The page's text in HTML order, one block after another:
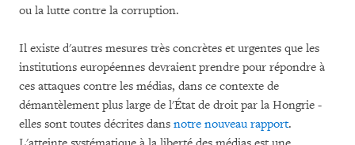
ou la lutte contre la corruption.
Il existe d'autres mesures très concrètes et urgentes que les
institutions européennes devraient prendre pour répondre à
ces attaques contre les médias, dans ce contexte de
démantèlement plus large de l'État de droit par la Hongrie -
elles sont toutes décrites dans notre nouveau rapport.